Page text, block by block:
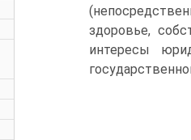
здоровье,
интересы